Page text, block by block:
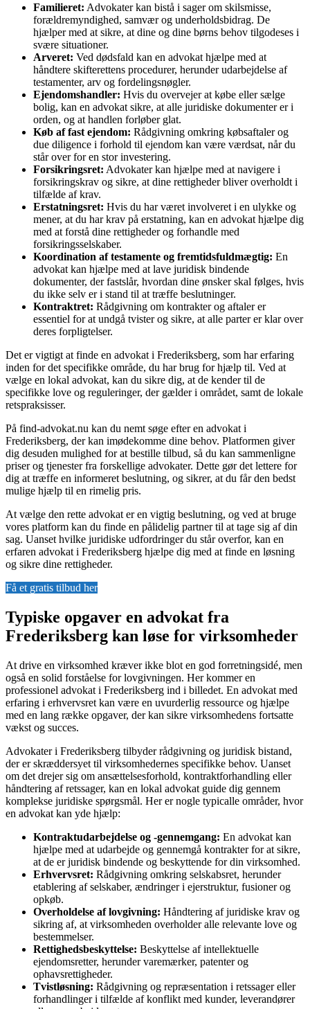
Familieret: Advokater kan bistå i sager om skilsmisse,
forældremyndighed, samvær og underholdsbidrag. De
hjælper med at sikre, at dine og dine børns behov tilgodeses i
svære situationer.
Arveret: Ved dødsfald kan en advokat hjælpe med at
håndtere skifterettens procedurer, herunder udarbejdelse af
testamenter, arv og fordelingsnøgler.
Ejendomshandler: Hvis du overvejer at købe eller sælge
bolig, kan en advokat sikre, at alle juridiske dokumenter er i
orden, og at handlen forløber glat.
Køb af fast ejendom: Rådgivning omkring købsaftaler og
due diligence i forhold til ejendom kan være værdsat, når du
står over for en stor investering.
Forsikringsret: Advokater kan hjælpe med at navigere i
forsikringskrav og sikre, at dine rettigheder bliver overholdt i
tilfælde af krav.
Erstatningsret: Hvis du har været involveret i en ulykke og
mener, at du har krav på erstatning, kan en advokat hjælpe dig
med at forstå dine rettigheder og forhandle med
forsikringsselskaber.
Koordination af testamente og fremtidsfuldmægtig: En
advokat kan hjælpe med at lave juridisk bindende
dokumenter, der fastslår, hvordan dine ønsker skal følges, hvis
du ikke selv er i stand til at træffe beslutninger.
Kontraktret: Rådgivning om kontrakter og aftaler er
essentiel for at undgå tvister og sikre, at alle parter er klar over
deres forpligtelser.
Det er vigtigt at finde en advokat i Frederiksberg, som har erfaring
inden for det specifikke område, du har brug for hjælp til. Ved at
vælge en lokal advokat, kan du sikre dig, at de kender til de
specifikke love og reguleringer, der gælder i området, samt de lokale
retspraksisser.
På find-advokat.nu kan du nemt søge efter en advokat i
Frederiksberg, der kan imødekomme dine behov. Platformen giver
dig desuden mulighed for at bestille tilbud, så du kan sammenligne
priser og tjenester fra forskellige advokater. Dette gør det lettere for
dig at træffe en informeret beslutning, og sikrer, at du får den bedst
mulige hjælp til en rimelig pris.
At vælge den rette advokat er en vigtig beslutning, og ved at bruge
vores platform kan du finde en pålidelig partner til at tage sig af din
sag. Uanset hvilke juridiske udfordringer du står overfor, kan en
erfaren advokat i Frederiksberg hjælpe dig med at finde en løsning
og sikre dine rettigheder.
Få et gratis tilbud her
Typiske opgaver en advokat fra
Frederiksberg kan løse for virksomheder
At drive en virksomhed kræver ikke blot en god forretningsidé, men
også en solid forståelse for lovgivningen. Her kommer en
professionel advokat i Frederiksberg ind i billedet. En advokat med
erfaring i erhvervsret kan være en uvurderlig ressource og hjælpe
med en lang række opgaver, der kan sikre virksomhedens fortsatte
vækst og succes.
Advokater i Frederiksberg tilbyder rådgivning og juridisk bistand,
der er skræddersyet til virksomhedernes specifikke behov. Uanset
om det drejer sig om ansættelsesforhold, kontraktforhandling eller
håndtering af retssager, kan en lokal advokat guide dig gennem
komplekse juridiske spørgsmål. Her er nogle typicalle områder, hvor
en advokat kan yde hjælp:
Kontraktudarbejdelse og -gennemgang: En advokat kan
hjælpe med at udarbejde og gennemgå kontrakter for at sikre,
at de er juridisk bindende og beskyttende for din virksomhed.
Erhvervsret: Rådgivning omkring selskabsret, herunder
etablering af selskaber, ændringer i ejerstruktur, fusioner og
opkøb.
Overholdelse af lovgivning: Håndtering af juridiske krav og
sikring af, at virksomheden overholder alle relevante love og
bestemmelser.
Rettighedsbeskyttelse: Beskyttelse af intellektuelle
ejendomsretter, herunder varemærker, patenter og
ophavsrettigheder.
Tvistløsning: Rådgivning og repræsentation i retssager eller
forhandlinger i tilfælde af konflikt med kunder, leverandører